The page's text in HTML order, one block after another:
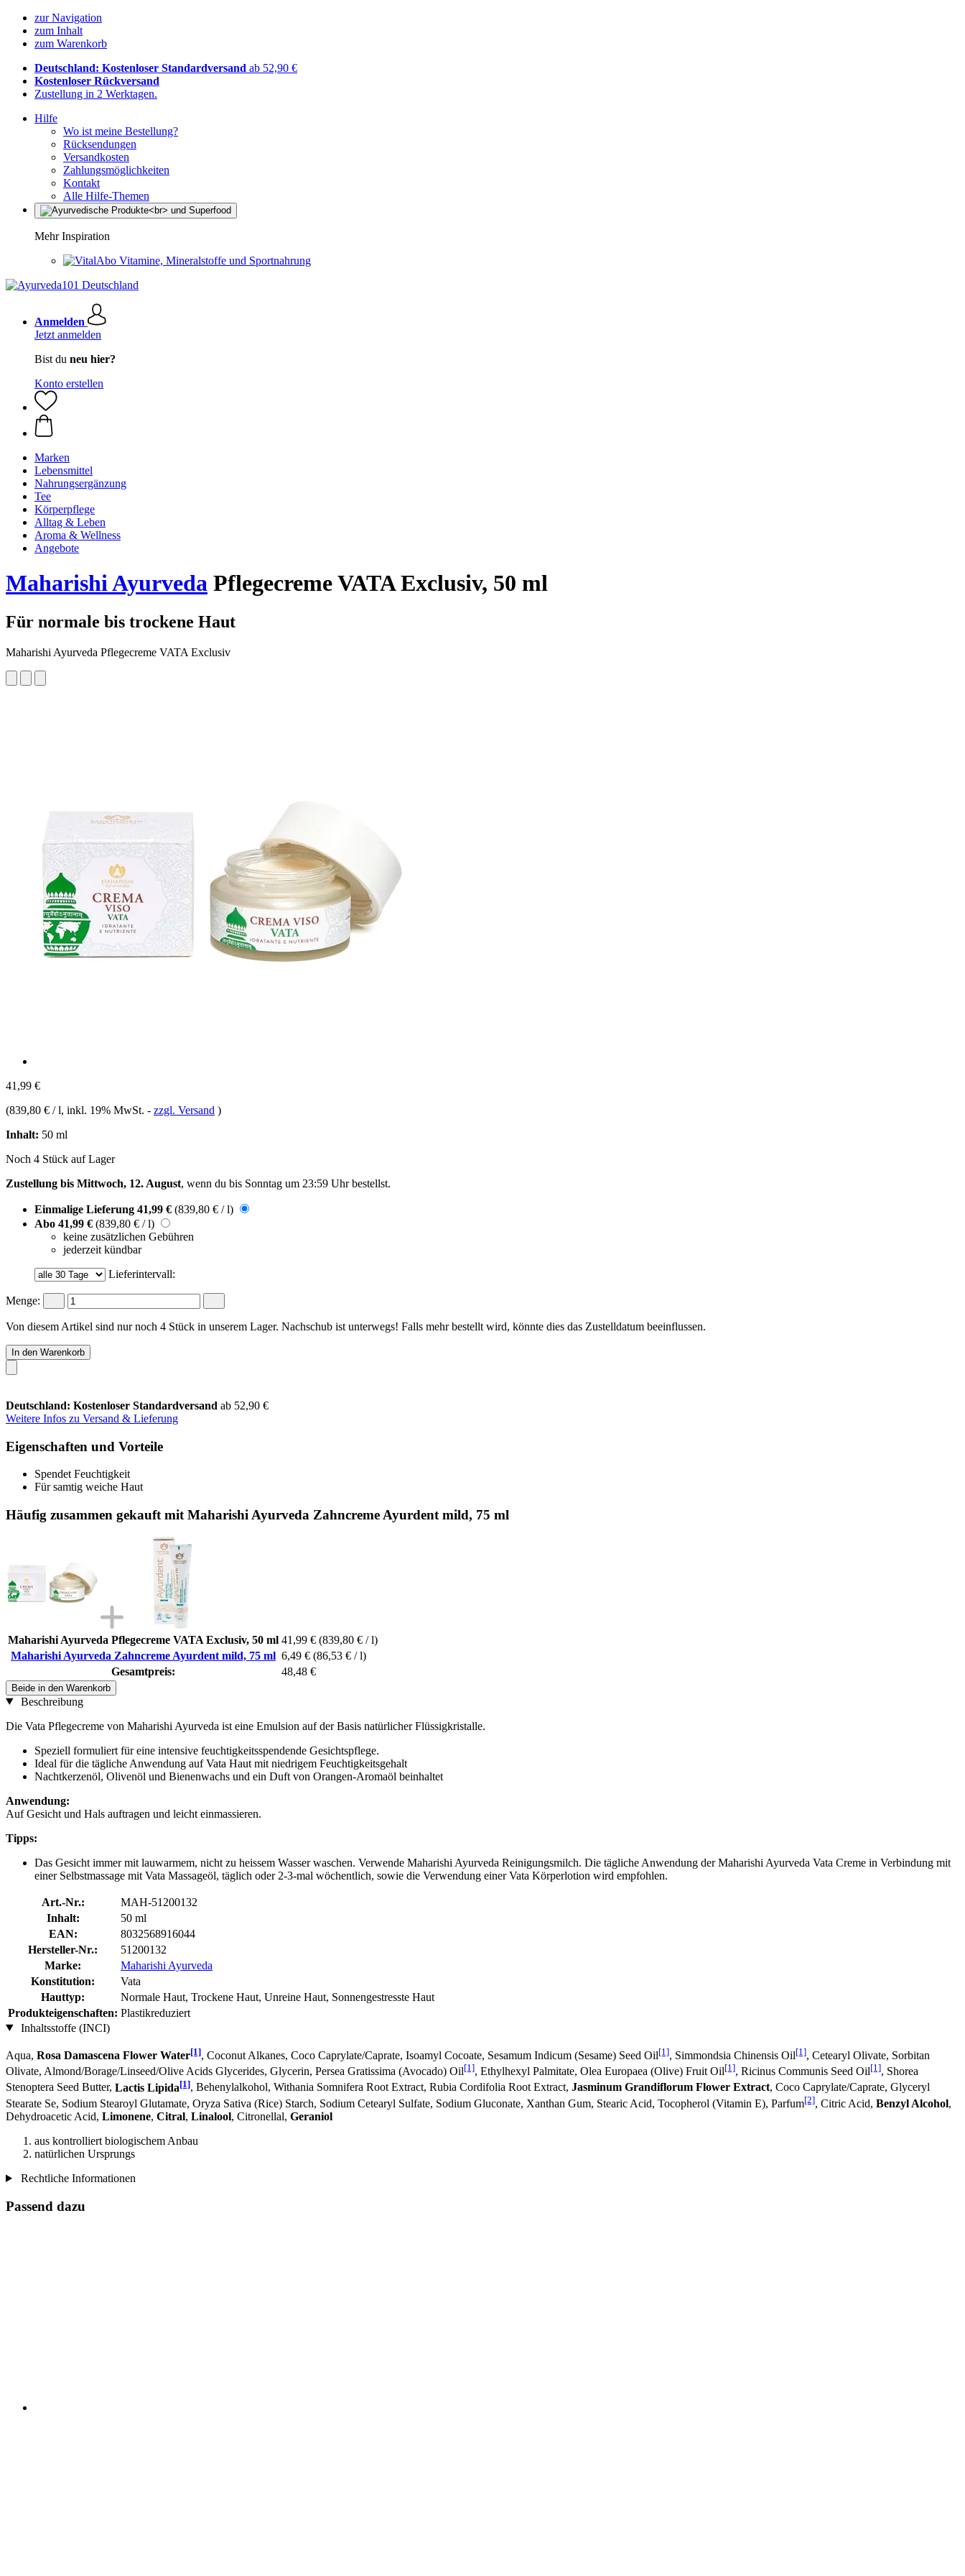
zur Navigation
zum Inhalt
zum Warenkorb
Deutschland: Kostenloser Standardversand ab 52,90 €
Kostenloser Rückversand
Zustellung in 2 Werktagen.
Hilfe
Wo ist meine Bestellung?
Rücksendungen
Versandkosten
Zahlungsmöglichkeiten
Kontakt
Alle Hilfe-Themen
Mehr Inspiration
Vitamine, Mineralstoffe und Sportnahrung
Anmelden
Jetzt anmelden
Bist du neu hier?
Konto erstellen
Marken
Lebensmittel
Nahrungsergänzung
Tee
Körperpflege
Alltag & Leben
Aroma & Wellness
Angebote
Maharishi Ayurveda Pflegecreme VATA Exclusiv, 50 ml
Für normale bis trockene Haut
Maharishi Ayurveda Pflegecreme VATA Exclusiv
41,99 €
(839,80 € / l, inkl. 19% MwSt. - zzgl. Versand )
Inhalt: 50 ml
Noch 4 Stück auf Lager
Zustellung bis Mittwoch, 12. August, wenn du bis Sonntag um 23:59 Uhrbestellst.
Einmalige Lieferung 41,99 € (839,80 € / l)
Abo 41,99 € (839,80 € / l)
keine zusätzlichen Gebühren
jederzeit kündbar
Lieferintervall:
Menge:
Von diesem Artikel sind nur noch 4 Stück in unserem Lager. Nachschub ist unterwegs! Falls mehr bestellt wird, könnte dies das Zustelldatum beeinflussen.
In den Warenkorb
Deutschland: Kostenloser Standardversand ab 52,90 €
Weitere Infos zu Versand & Lieferung
Eigenschaften und Vorteile
Spendet Feuchtigkeit
Für samtig weiche Haut
Häufig zusammen gekauft mit Maharishi Ayurveda Zahncreme Ayurdent mild, 75 ml
Maharishi Ayurveda Pflegecreme VATA Exclusiv, 50 ml 41,99 € (839,80 € / l)
Maharishi Ayurveda Zahncreme Ayurdent mild, 75 ml 6,49 € (86,53 € / l)
Gesamtpreis:
48,48 €
Beide in den Warenkorb
Beschreibung
Die Vata Pflegecreme von Maharishi Ayurveda ist eine Emulsion auf der Basis natürlicher Flüssigkristalle.
Speziell formuliert für eine intensive feuchtigkeitsspendende Gesichtspflege.
Ideal für die tägliche Anwendung auf Vata Haut mit niedrigem Feuchtigkeitsgehalt
Nachtkerzenöl, Olivenöl und Bienenwachs und ein Duft von Orangen-Aromaöl beinhaltet
Anwendung:
Auf Gesicht und Hals auftragen und leicht einmassieren.
Tipps:
Das Gesicht immer mit lauwarmem, nicht zu heissem Wasser waschen. Verwende Maharishi Ayurveda Reinigungsmilch. Die tägliche Anwendung der Maharishi Ayurveda Vata Creme in Verbindung mit
einer Selbstmassage mit Vata Massageöl, täglich oder 2-3-mal wöchentlich, sowie die Verwendung einer Vata Körperlotion wird empfohlen.
Art.-Nr.:
MAH-51200132
Inhalt:
50 ml
EAN:
8032568916044
Hersteller-Nr.:
51200132
Marke:
Maharishi Ayurveda
Konstitution:
Vata
Hauttyp:
Normale Haut, Trockene Haut, Unreine Haut, Sonnengestresste Haut
Produkteigenschaften: Plastikreduziert
Inhaltsstoffe (INCI)
Aqua, Rosa Damascena Flower Water[1], Coconut Alkanes, Coco Caprylate/Caprate, Isoamyl Cocoate, Sesamum Indicum (Sesame) Seed Oil[1], Simmondsia Chinensis Oil[1], Cetearyl Olivate, Sorbitan
Olivate, Almond/Borage/Linseed/Olive Acids Glycerides, Glycerin, Persea Gratissima (Avocado) Oil[1], Ethylhexyl Palmitate, Olea Europaea (Olive) Fruit Oil[1], Ricinus Communis Seed Oil[1], Shorea
Stenoptera Seed Butter, Lactis Lipida[1], Behenylalkohol, Withania Somnifera Root Extract, Rubia Cordifolia Root Extract, Jasminum Grandiflorum Flower Extract, Coco Caprylate/Caprate, Glyceryl
Stearate Se, Sodium Stearoyl Glutamate, Oryza Sativa (Rice) Starch, Sodium Cetearyl Sulfate, Sodium Gluconate, Xanthan Gum, Stearic Acid, Tocopherol (Vitamin E), Parfum[2], Citric Acid, Benzyl Alcohol,
Dehydroacetic Acid, Limonene, Citral, Linalool, Citronellal, Geraniol
aus kontrolliert biologischem Anbau
natürlichen Ursprungs
Rechtliche Informationen
Passend dazu